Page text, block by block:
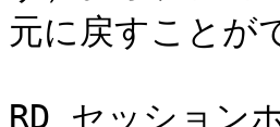
元に戻すことが
RD セッション